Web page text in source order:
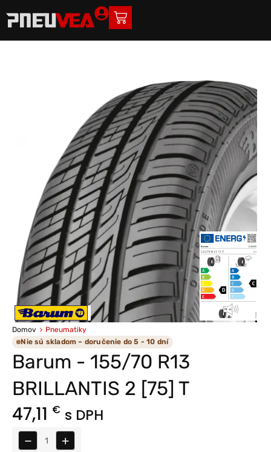
Domov
Pneumatiky
Nie sú skladom – doručenie do 5 - 10 dní
Barum - 155/70 R13
BRILLANTIS 2 [75] T
47,11 € s DPH
− +